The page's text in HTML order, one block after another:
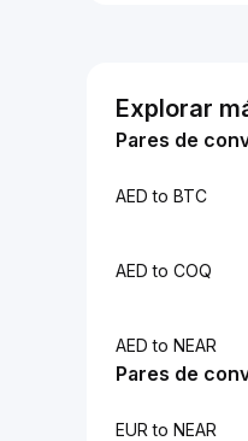
Explorar
Pares de
AED to BTC
AED to COQ
AED to NEAR
Pares de
EUR to NEAR